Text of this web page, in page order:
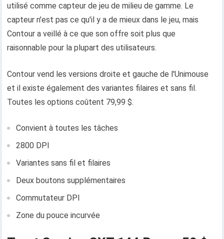
utilisé comme capteur de jeu de milieu de gamme. Le
capteur n'est pas ce qu'il y a de mieux dans le jeu, mais
Contour a veillé à ce que son offre soit plus que
raisonnable pour la plupart des utilisateurs.
Contour vend les versions droite et gauche de l'Unimouse
et il existe également des variantes filaires et sans fil.
Toutes les options coûtent 79,99 $.
Convient à toutes les tâches
2800 DPI
Variantes sans fil et filaires
Deux boutons supplémentaires
Commutateur DPI
Zone du pouce incurvée